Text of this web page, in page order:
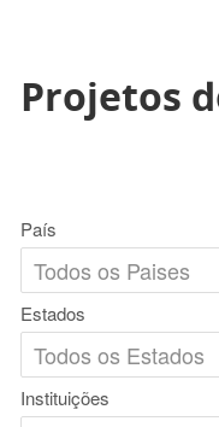
Projetos
País
Estados
Instituições